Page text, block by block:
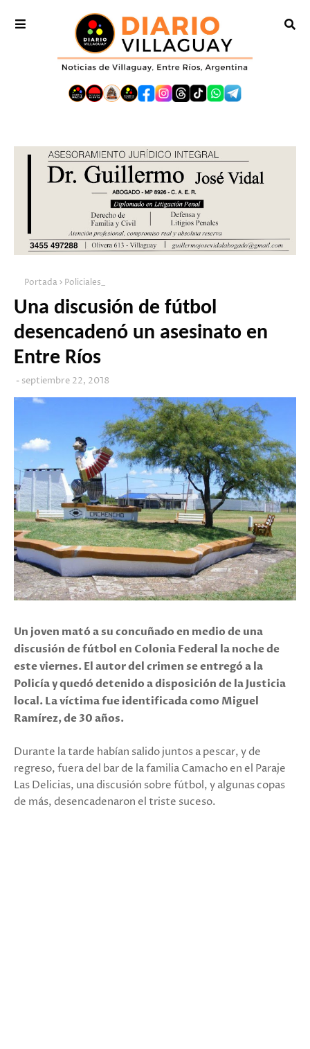
Portada Policiales_
Una discusión de fútbol
desencadenó un asesinato en
Entre Ríos
septiembre 22, 2018
Un joven mató a su concuñado en medio de una
discusión de fútbol en Colonia Federal la noche de
este viernes. El autor del crimen se entregó a la
Policía y quedó detenido a disposición de la Justicia
local. La víctima fue identificada como Miguel
Ramírez, de 30 años.
Durante la tarde habían salido juntos a pescar, y de
regreso, fuera del bar de la familia Camacho en el Paraje
Las Delicias, una discusión sobre fútbol, y algunas copas
de más, desencadenaron el triste suceso.